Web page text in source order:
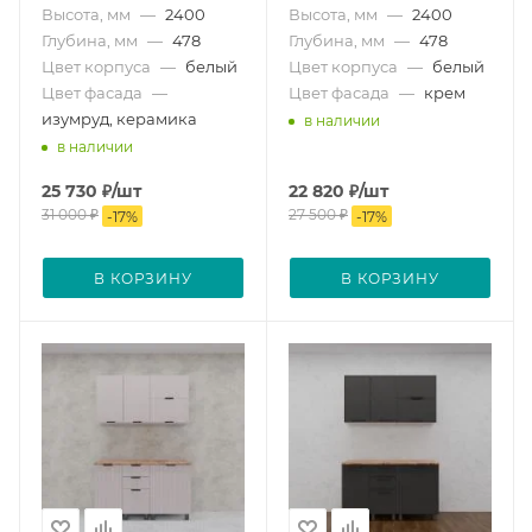
Высота, мм — 2400
Глубина, мм — 478
Цвет корпуса — белый
Цвет фасада —
изумруд, керамика
в наличии
25 730 ₽/шт
31 000₽ -17%
В КОРЗИНУ
Высота, мм — 2400
Глубина, мм — 478
Цвет корпуса — белый
Цвет фасада — крем
в наличии
22 820 ₽/шт
27 500₽ -17%
В КОРЗИНУ